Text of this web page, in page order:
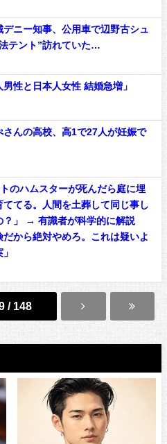
デニー知事、公用車で辺野古シュ
テント”訪れていた…
性と日本人女性 結婚急増」
さんの高校、高1で27人が妊娠で
のハムスターが死んだら庭に埋
ててる。人間を土葬して同じ事し
？」 → 有識者が科学的に解説
から絶対やめろ。これは疑いよ
/ 148